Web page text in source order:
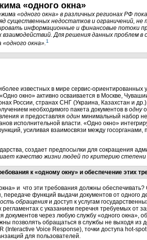
«одного окна»
«одного окна» в различных регионах РФ
существенных недостатков и ограничений,
информационные и финансовые потоки
Для решения данных проблем
окна».1
известных в мире сервис-ориентированных
окно» активно осваивается в Москве,
России, странах СНГ (Украина, Казахстан и
необходимого пакета документов в одну
и предоставляя один минимальный набор
исполнительной власти. «Одно окно»
усиливая взаимосвязи между
создает предпосылки для сокращения
качество жизни людей по критерию степени
к «одному окну» и обеспечение этих
и что эти требования должны
функций выдачи документов от одного
обращения и доступ к услугам
с указанием перечня требуемых от
документов через любую службу «одного окна»,
позволять обращаться в службы не выходя из
(Interactive Voice Response), точки доступа hot-spot
для пользователей.